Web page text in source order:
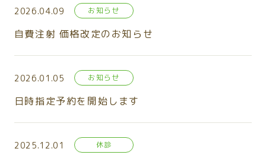
2026.04.09 お知らせ
自費注射 価格改定のお知らせ
2026.01.05 お知らせ
日時指定予約を開始します
2025.12.01 休診